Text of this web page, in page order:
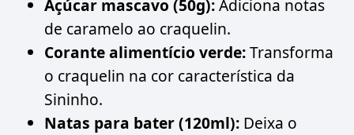
Açúcar mascavo (50g):Adiciona notas
de caramelo ao craquelin.
Corante alimentício verde:Transforma
o craquelin na cor característica da
Sininho.
Natas para bater (120ml): Deixa o